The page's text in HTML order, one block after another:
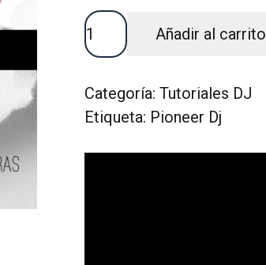
TUTORIAL
TÉCNICO
DJ
DJM-
Añadir al carrito
Categoría:Tutoriales DJ
Etiqueta: Pioneer Dj